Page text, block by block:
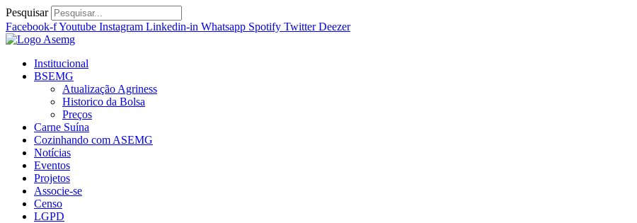
Ir
para
o
conteúdo
Pesquisar
Facebook-fYoutube Instagram Linkedin-in Whatsapp Spotify Twitter Deezer
Institucional
BSEMG
Atualização Agriness
Historico da Bolsa
Preços
Carne Suína
Cozinhando com ASEMG
Notícias
Eventos
Projetos
Associe-se
Censo
LGPD